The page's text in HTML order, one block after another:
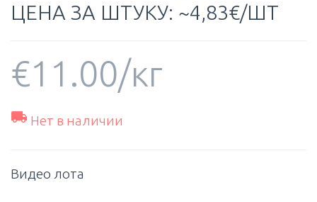
ЦЕНА ЗА ШТУКУ: ~4,83€/ШТ
€11.00/кг
 Нет в наличии
Видео лота